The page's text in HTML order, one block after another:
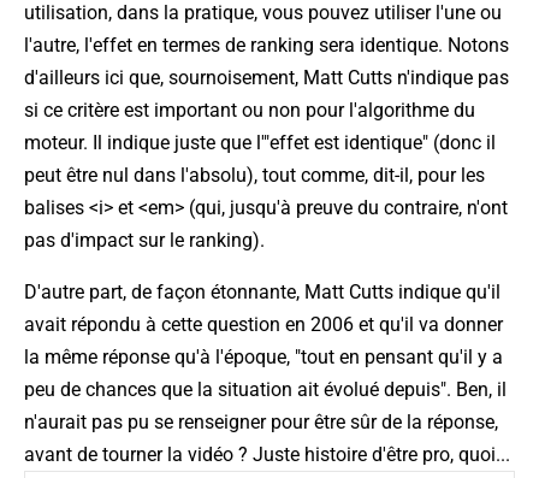
utilisation, dans la pratique, vous pouvez utiliser l'une ou
l'autre, l'effet en termes de ranking sera identique. Notons
d'ailleurs ici que, sournoisement, Matt Cutts n'indique pas
si ce critère est important ou non pour l'algorithme du
moteur. Il indique juste que l'"effet est identique" (donc il
peut être nul dans l'absolu), tout comme, dit-il, pour les
balises <i> et <em> (qui, jusqu'à preuve du contraire, n'ont
pas d'impact sur le ranking).
D'autre part, de façon étonnante, Matt Cutts indique qu'il
avait répondu à cette question en 2006 et qu'il va donner
la même réponse qu'à l'époque, "tout en pensant qu'il y a
peu de chances que la situation ait évolué depuis". Ben, il
n'aurait pas pu se renseigner pour être sûr de la réponse,
avant de tourner la vidéo ? Juste histoire d'être pro, quoi...